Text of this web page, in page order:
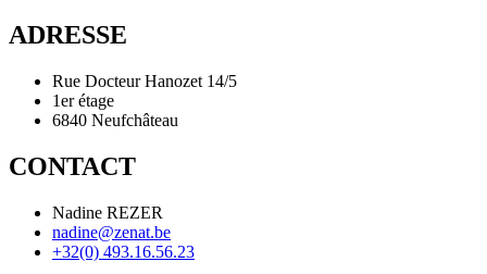
ADRESSE
Rue Docteur Hanozet 14/5
1er étage
6840 Neufchâteau
CONTACT
Nadine REZER
nadine@zenat.be
+32(0) 493.16.56.23